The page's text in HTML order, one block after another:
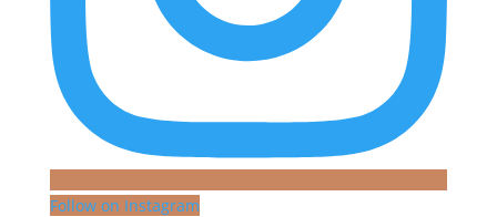
Follow on Instagram